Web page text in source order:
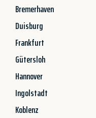
Bremerhaven
Duisburg
Frankfurt
Gütersloh
Hannover
Ingolstadt
Koblenz